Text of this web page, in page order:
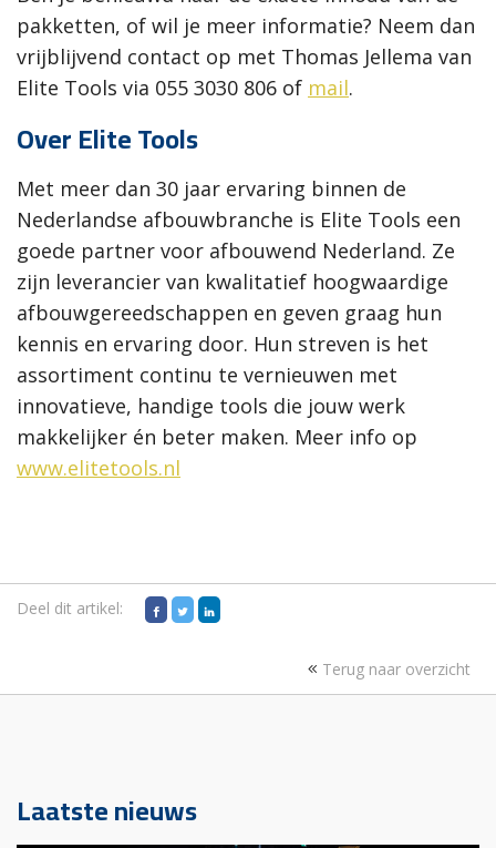
pakketten, of wil je meer informatie? Neem dan
vrijblijvend contact op met Thomas Jellema van
Elite Tools via 055 3030 806 of mail.
Over Elite Tools
Met meer dan 30 jaar ervaring binnen de
Nederlandse afbouwbranche is Elite Tools een
goede partner voor afbouwend Nederland. Ze
zijn leverancier van kwalitatief hoogwaardige
afbouwgereedschappen en geven graag hun
kennis en ervaring door. Hun streven is het
assortiment continu te vernieuwen met
innovatieve, handige tools die jouw werk
makkelijker én beter maken. Meer info op
www.elitetools.nl
Deel dit artikel:
Terug naar overzicht
Laatste nieuws